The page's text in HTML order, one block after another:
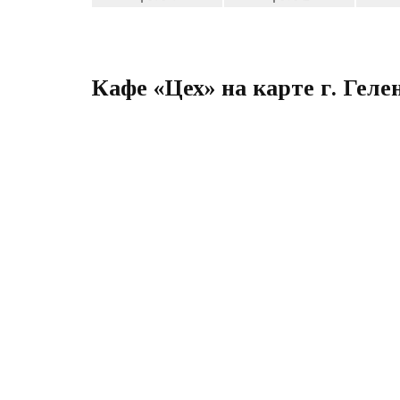
Кафе «Цех» на карте г.